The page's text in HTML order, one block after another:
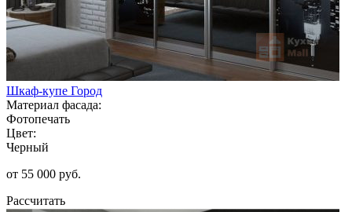
Шкаф-купе Город
Материал фасада:
Фотопечать
Цвет:
Черный
от 55 000 руб.
Рассчитать